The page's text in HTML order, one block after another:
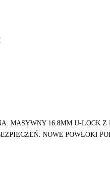
MASYWNY 16.8MM U-LOCK Z
NOWE POWŁOKI